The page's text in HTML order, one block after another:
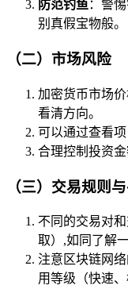
防范钓鱼：警
别真假宝物般。
（二）市场风险
加密货币市场
看清方向。
可以通过查看
合理控制投资
（三）交易规则
不同的交易对
取）,如同了解
注意区块链网
用等级（快速